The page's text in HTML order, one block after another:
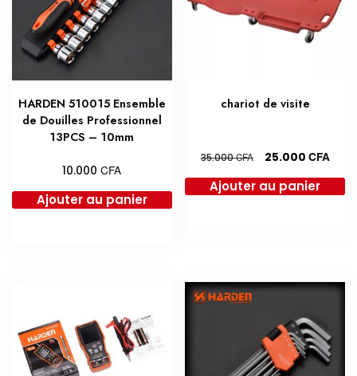
HARDEN 510015 Ensemble
de Douilles Professionnel
13PCS – 10mm
10.000CFA
Ajouter au panier
chariot de visite
35.000CFA
Le
initial
25.000 CFALe
Ajouter au panier